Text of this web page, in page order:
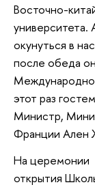
Восточно-
университета.
окунуться в
после обеда
этот раз
Министр,
Франции Ален
На церемонии
открытия